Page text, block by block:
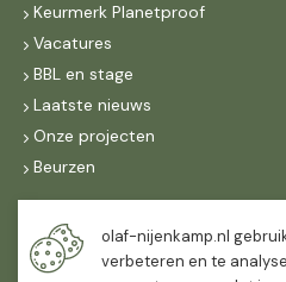
Keurmerk Planetproof
Vacatures
BBL en stage
Laatste nieuws
Onze projecten
Beurzen
Maandag t/m vrijdag
07:30- 16:30
olaf-nijenkamp.nl
verbeteren en te